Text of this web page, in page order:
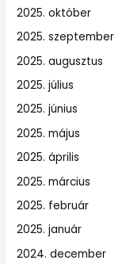
2025. október
2025. szeptember
2025. augusztus
2025. július
2025. június
2025. május
2025. április
2025. március
2025. február
2025. január
2024. december